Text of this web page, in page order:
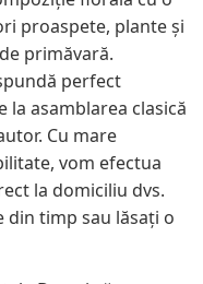
proaspete, plante și
primăvară.
perfect
asamblarea clasică
Cu mare
vom efectua
la domiciliu dvs.
din timp sau lăsați o